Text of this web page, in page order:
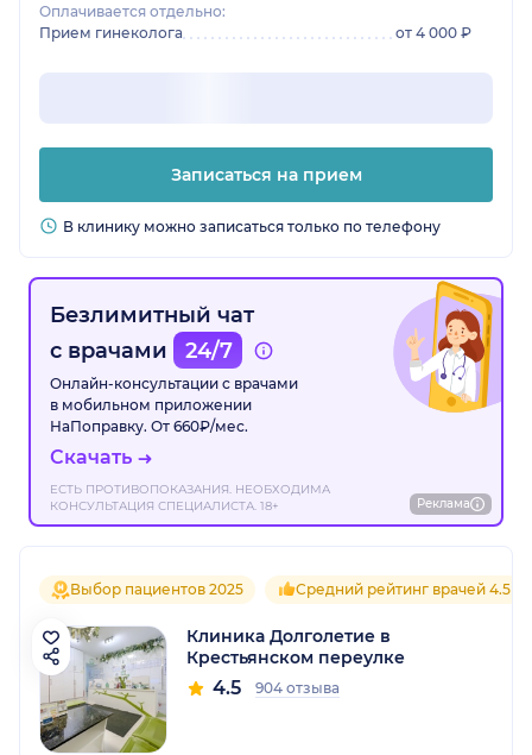
Оплачивается отдельно:
Прием гинеколога
от 4 000 ₽
Записаться на прием
В клинику можно записаться только по телефону
Безлимитный чат
с врачами
24/7
Онлайн-консультации с врачами
в мобильном приложении
НаПоправку. От 660₽/мес.
Скачать
ЕСТЬ ПРОТИВОПОКАЗАНИЯ. НЕОБХОДИМА
КОНСУЛЬТАЦИЯ СПЕЦИАЛИСТА. 18+
Реклама
Выбор пациентов 2025 Средний рейтинг врачей 4.5
Клиника Долголетие в
Крестьянском переулке
4.5 904 отзыва